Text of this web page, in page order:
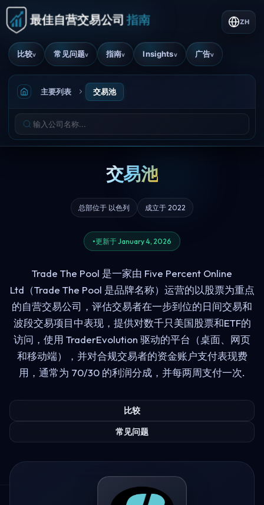
比较v 常见问题v 指南v Insightsv 广告v
ZH
主要列表 交易池
交易池
总部位于 以色列 成立于 2022
更新于 January 4, 2026
Trade The Pool 是一家由 Five Percent Online
Ltd（Trade The Pool 是品牌名称）运营的以股票为重点
的自营交易公司，评估交易者在一步到位的日间交易和
波段交易项目中表现，提供对数千只美国股票和ETF的
访问，使用 TraderEvolution 驱动的平台（桌面、网页
和移动端），并对合规交易者的资金账户支付表现费
用，通常为 70/30 的利润分成，并每两周支付一次.
比较
常见问题